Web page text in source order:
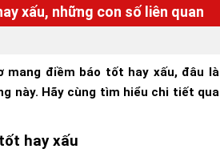
xấu, những con số liên quan
mang điềm báo tốt hay xấu, đâu là
này. Hãy cùng tìm hiểu chi tiết qua
hay xấu